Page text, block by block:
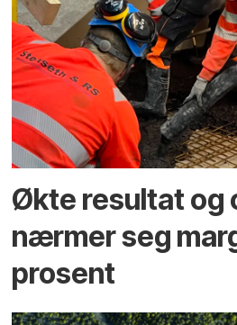
Økte resultat og
nærmer seg
prosent